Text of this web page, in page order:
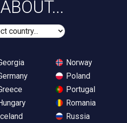
Norway
Poland
Portugal
Romania
Russia